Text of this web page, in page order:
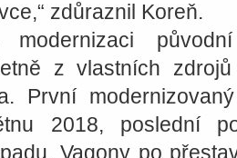
zdůraznil Koreň.
modernizaci
z vlastních
První
2018, poslední
Vagony po